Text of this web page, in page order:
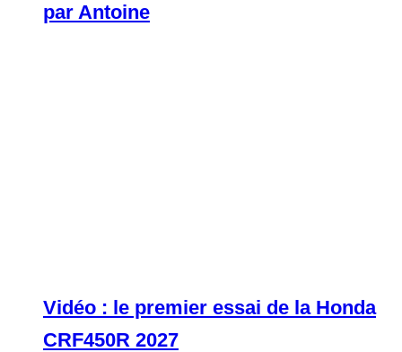
par Antoine
Vidéo : le premier essai de la Honda
CRF450R 2027